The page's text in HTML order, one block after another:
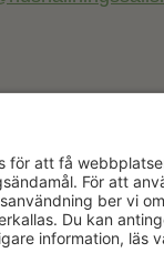
Aktuellt